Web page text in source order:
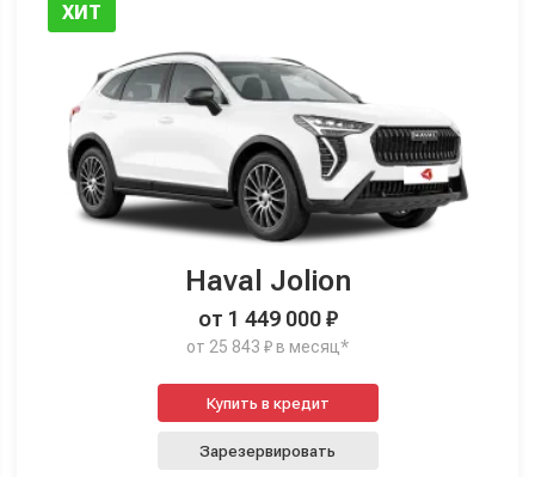
ХИТ
Haval Jolion
от 1 449 000 ₽
от 25 843 ₽ в месяц*
Купить в кредит
Зарезервировать